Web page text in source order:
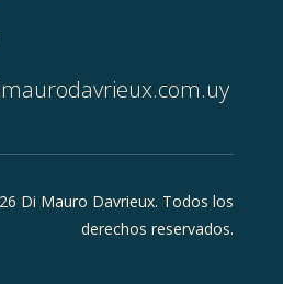
Di Mauro Davrieux. Todos los
derechos reservados.